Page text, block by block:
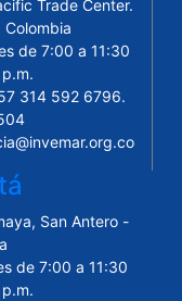
Trade Center.
de 7:00 a 11:30
314 592 6796.
San Antero -
de 7:00 a 11:30